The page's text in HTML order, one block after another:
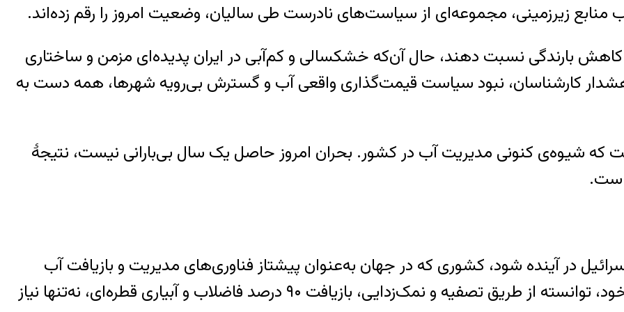
منابع زیرزمینی، مجموعه‌ای از سیاست‌های نادرست طی سالیان، وضعیت امروز را رقم زده‌اند.
کاهش بارندگی نسبت دهند، حال آن‌که خشکسالی و کم‌آبی در ایران پدیده‌ای مزمن و ساختاری
کارشناسان، نبود سیاست قیمت‌گذاری واقعی آب و گسترش بی‌رویه شهرها، همه دست ‌به
که شیوه‌ی کنونی مدیریت آب در کشور. بحران امروز حاصل یک سال بی‌بارانی نیست، نتیجۀ
در آینده شود، کشوری که در جهان به‌عنوان پیشتاز فناوری‌های مدیریت و بازیافت آب
شناخته می‌شود؟ اسرائیل با وجود اقلیم خشک خود، توانسته از طریق تصفیه و نمک‌زدایی، بازیافت ۹۰ درصد فاضلاب و آبیاری قطره‌ای، نه‌تنها نیاز